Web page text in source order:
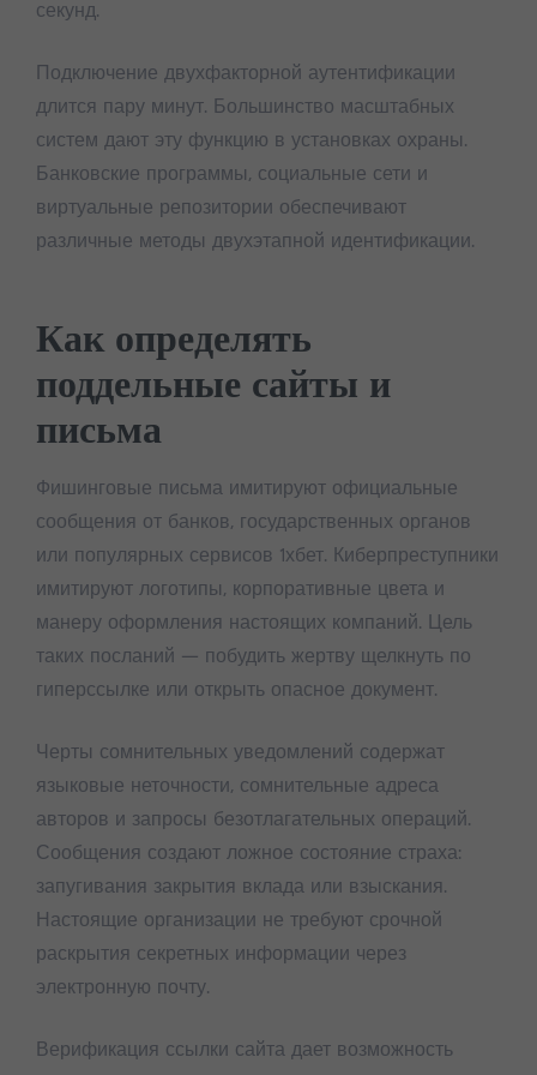
секунд.
Подключение двухфакторной аутентификации
длится пару минут. Большинство масштабных
систем дают эту функцию в установках охраны.
Банковские программы, социальные сети и
виртуальные репозитории обеспечивают
различные методы двухэтапной идентификации.
Как определять
поддельные сайты и
письма
Фишинговые письма имитируют официальные
сообщения от банков, государственных органов
или популярных сервисов 1хбет. Киберпреступники
имитируют логотипы, корпоративные цвета и
манеру оформления настоящих компаний. Цель
таких посланий — побудить жертву щелкнуть по
гиперссылке или открыть опасное документ.
Черты сомнительных уведомлений содержат
языковые неточности, сомнительные адреса
авторов и запросы безотлагательных операций.
Сообщения создают ложное состояние страха:
запугивания закрытия вклада или взыскания.
Настоящие организации не требуют срочной
раскрытия секретных информации через
электронную почту.
Верификация ссылки сайта дает возможность